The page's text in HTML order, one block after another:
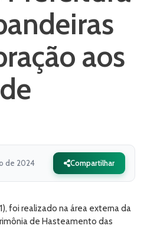
aos
de 2024 Compartilhar
foi realizado na área externa da
de Hasteamento das